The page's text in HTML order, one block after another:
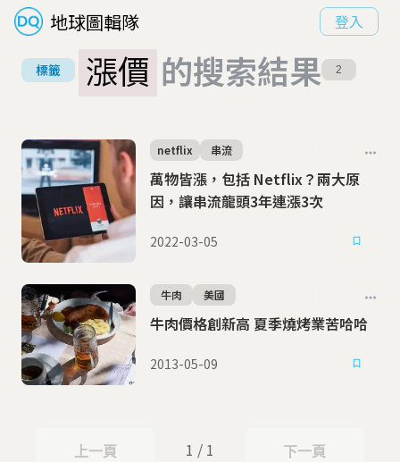
地球圖輯隊 登入
標籤 漲價 的搜索結果 2
萬物皆漲，包括 Netflix？兩大原
因，讓串流龍頭3年連漲3次
netflix 串流
2022-03-05
牛肉價格創新高 夏季燒烤業苦哈哈
牛肉 美國
2013-05-09
上一頁
上一頁 1 / 1 下一頁
下一頁